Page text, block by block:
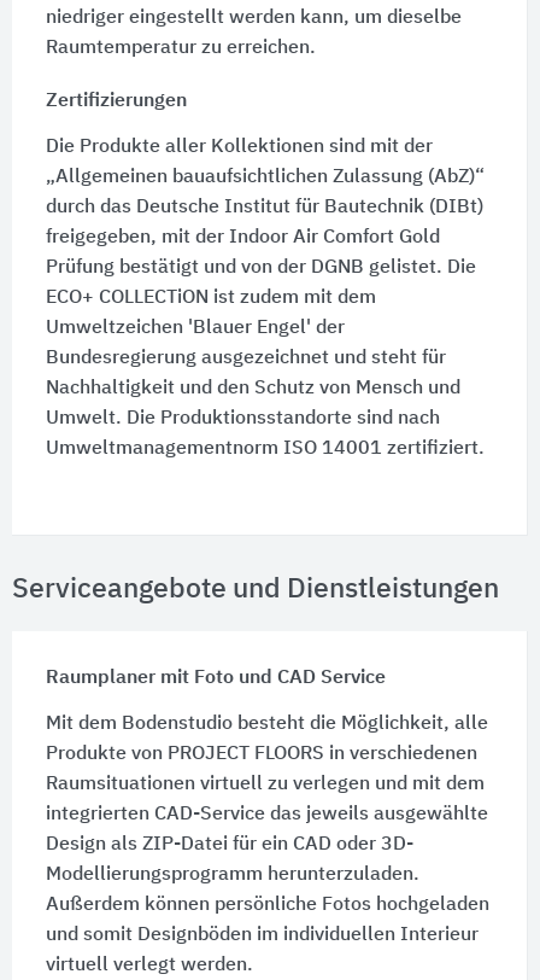
niedriger eingestellt werden kann, um dieselbe
Raumtemperatur zu erreichen.
Zertifizierungen
Die Produkte aller Kollektionen sind mit der
„Allgemeinen bauaufsichtlichen Zulassung (AbZ)“
durch das Deutsche Institut für Bautechnik (DIBt)
freigegeben, mit der Indoor Air Comfort Gold
Prüfung bestätigt und von der DGNB gelistet. Die
ECO+ COLLECTiON ist zudem mit dem
Umweltzeichen 'Blauer Engel' der
Bundesregierung ausgezeichnet und steht für
Nachhaltigkeit und den Schutz von Mensch und
Umwelt. Die Produktionsstandorte sind nach
Umweltmanagementnorm ISO 14001 zertifiziert.
Serviceangebote und Dienstleistungen
Raumplaner mit Foto und CAD Service
Mit dem Bodenstudio besteht die Möglichkeit, alle
Produkte von PROJECT FLOORS in verschiedenen
Raumsituationen virtuell zu verlegen und mit dem
integrierten CAD-Service das jeweils ausgewählte
Design als ZIP-Datei für ein CAD oder 3D-
Modellierungsprogramm herunterzuladen.
Außerdem können persönliche Fotos hochgeladen
und somit Designböden im individuellen Interieur
virtuell verlegt werden.